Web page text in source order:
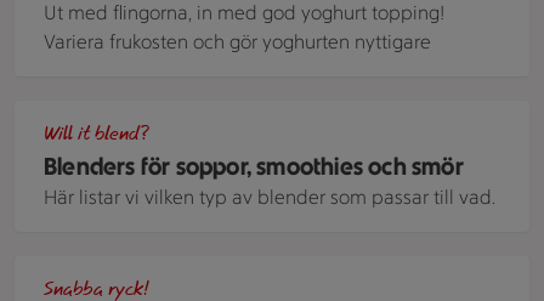
Ut med flingorna, in med god yoghurt topping!
Variera frukosten och gör yoghurten nyttigare
Blenders för soppor, smoothies och smör
Will it blend?
Här listar vi vilken typ av blender som passar till vad.
Snabba ryck!